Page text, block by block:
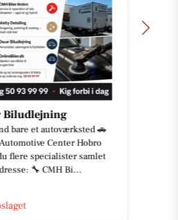
et autoværksted 🚗
Center Hobro
specialister samlet
🔧 CMH Bi...